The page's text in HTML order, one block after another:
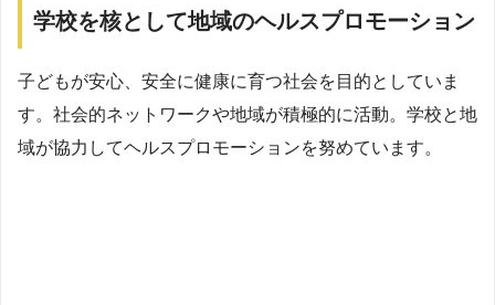
学校を核として地域のヘルスプロモーション
子どもが安心、安全に健康に育つ社会を目的としていま
す。社会的ネットワークや地域が積極的に活動。学校と地
域が協力してヘルスプロモーションを努めています。